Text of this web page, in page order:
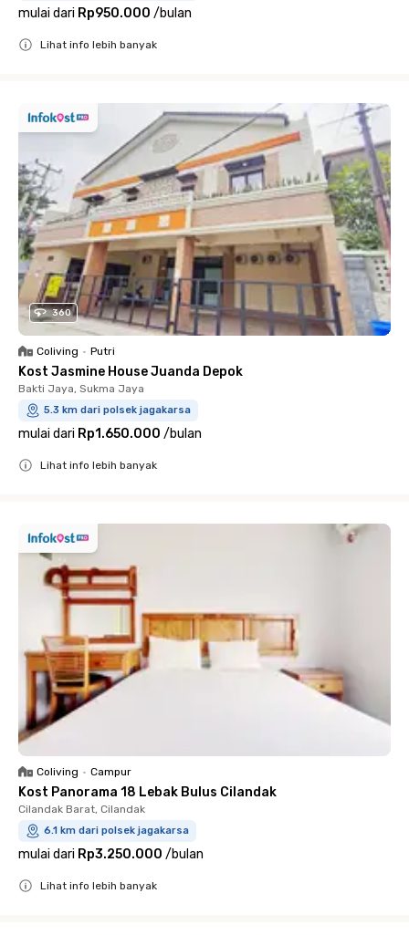
mulai dari Rp950.000 /bulan
Lihat info lebih banyak
360
Coliving • Putri
Kost Jasmine House Juanda Depok
Bakti Jaya, Sukma Jaya
5.3 km dari polsek jagakarsa
mulai dari Rp1.650.000 /bulan
Lihat info lebih banyak
Coliving • Campur
Kost Panorama 18 Lebak Bulus Cilandak
Cilandak Barat, Cilandak
6.1 km dari polsek jagakarsa
mulai dari Rp3.250.000 /bulan
Lihat info lebih banyak